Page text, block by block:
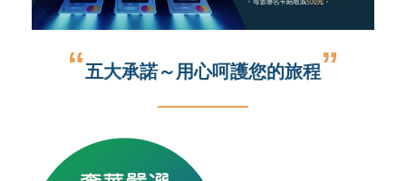
“五大承諾～用心呵護您的旅程”